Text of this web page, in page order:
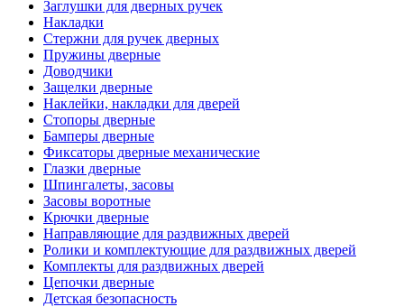
Заглушки для дверных ручек
Накладки
Стержни для ручек дверных
Пружины дверные
Доводчики
Защелки дверные
Наклейки, накладки для дверей
Стопоры дверные
Бамперы дверные
Фиксаторы дверные механические
Глазки дверные
Шпингалеты, засовы
Засовы воротные
Крючки дверные
Направляющие для раздвижных дверей
Ролики и комплектующие для раздвижных дверей
Комплекты для раздвижных дверей
Цепочки дверные
Детская безопасность